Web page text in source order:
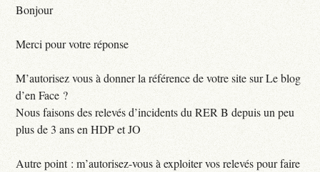
Bonjour
Merci pour votre réponse
M’autorisez vous à donner la référence de votre site sur Le blog
d’en Face ?
Nous faisons des relevés d’incidents du RER B depuis un peu
plus de 3 ans en HDP et JO
Autre point : m’autorisez-vous à exploiter vos relevés pour faire